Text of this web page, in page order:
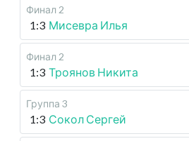
Финал 2
1:3 Мисевра Илья
Финал 2
1:3 Троянов Никита
Группа 3
1:3 Сокол Сергей